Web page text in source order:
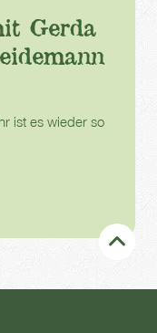
Gerda
ist es wieder so